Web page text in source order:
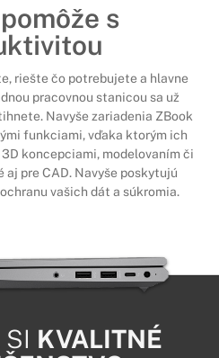
s
riešte čo potrebujete a hlavne
pracovnou stanicou sa už
Navyše zariadenia ZBook
funkciami, vďaka ktorým ich
koncepciami, modelovaním či
aj pre CAD. Navyše poskytujú
vašich dát a súkromia.
SI KVALITNÉ